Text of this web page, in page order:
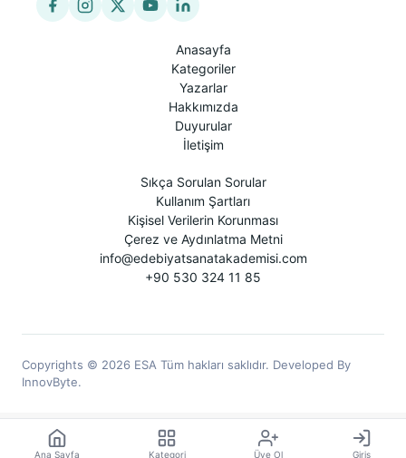
Anasayfa
Kategoriler
Yazarlar
Hakkımızda
Duyurular
İletişim
Sıkça Sorulan Sorular
Kullanım Şartları
Kişisel Verilerin Korunması
Çerez ve Aydınlatma Metni
info@edebiyatsanatakademisi.com
+90 530 324 11 85
Copyrights © 2026 ESA Tüm hakları saklıdır. Developed By
InnovByte.
Ana Sayfa Kategori Üye Ol Giriş